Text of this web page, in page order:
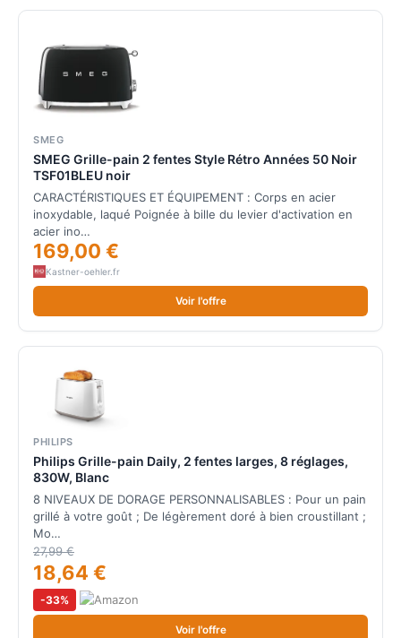
SMEG
SMEG Grille-pain 2 fentes Style Rétro Années 50 Noir
TSF01BLEU noir
CARACTÉRISTIQUES ET ÉQUIPEMENT : Corps en acier
inoxydable, laqué Poignée à bille du levier d'activation en
acier ino…
169,00 €
Kastner-oehler.fr
Voir l'offre
PHILIPS
Philips Grille-pain Daily, 2 fentes larges, 8 réglages,
830W, Blanc
8 NIVEAUX DE DORAGE PERSONNALISABLES : Pour un pain
grillé à votre goût ; De légèrement doré à bien croustillant ;
Mo…
27,99 €
18,64 €
-33%
Voir l'offre